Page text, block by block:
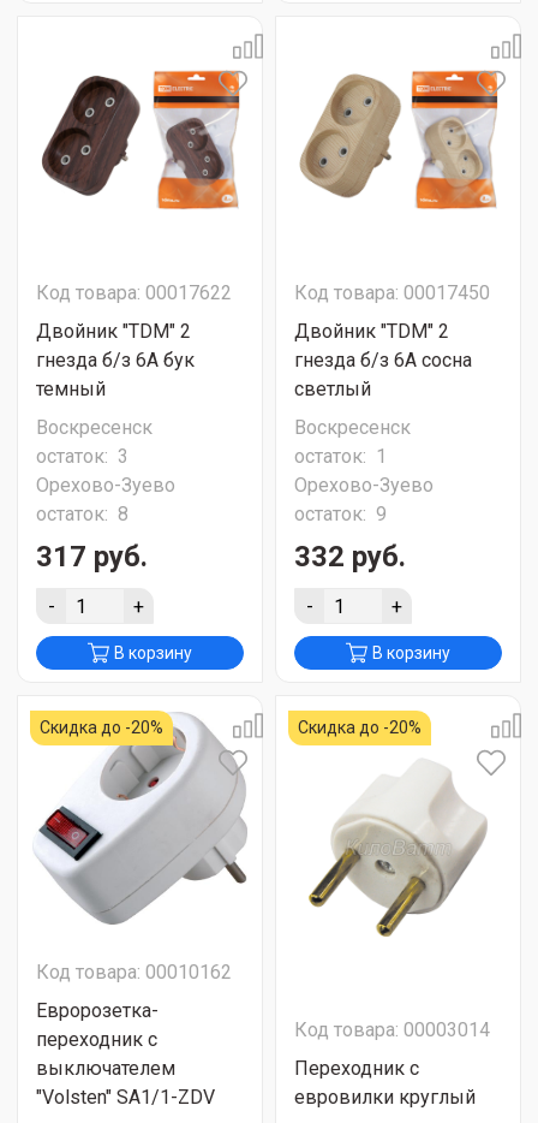
Код товара: 00017622
Двойник "TDM" 2
гнезда б/з 6А бук
темный
Воскресенск
остаток: 3
Орехово-Зуево
остаток: 8
317 руб.
- +
В корзину
Код товара: 00017450
Двойник "TDM" 2
гнезда б/з 6А сосна
светлый
Воскресенск
остаток: 1
Орехово-Зуево
остаток: 9
332 руб.
- +
В корзину
Скидка до -20%
Код товара: 00010162
Евророзетка-
переходник с
выключателем
"Volsten" SA1/1-ZDV
Скидка до -20%
Код товара: 00003014
Переходник с
евровилки круглый